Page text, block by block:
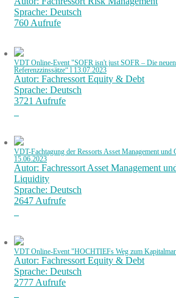
Sprache: Deutsch
760 Aufrufe
VDT Online-Event "SOFR isn't just SOFR – Die
Referenzzinssätze“ l 13.07.2023
Autor: Fachressort Equity & Debt
Sprache: Deutsch
3721 Aufrufe
VDT-Fachtagung der Ressorts Asset Management und
15.06.2023
Autor: Fachressort Asset Management
Liquidity
Sprache: Deutsch
2647 Aufrufe
VDT Online-Event "HOCHTIEFs Weg zum
Autor: Fachressort Equity & Debt
Sprache: Deutsch
2777 Aufrufe